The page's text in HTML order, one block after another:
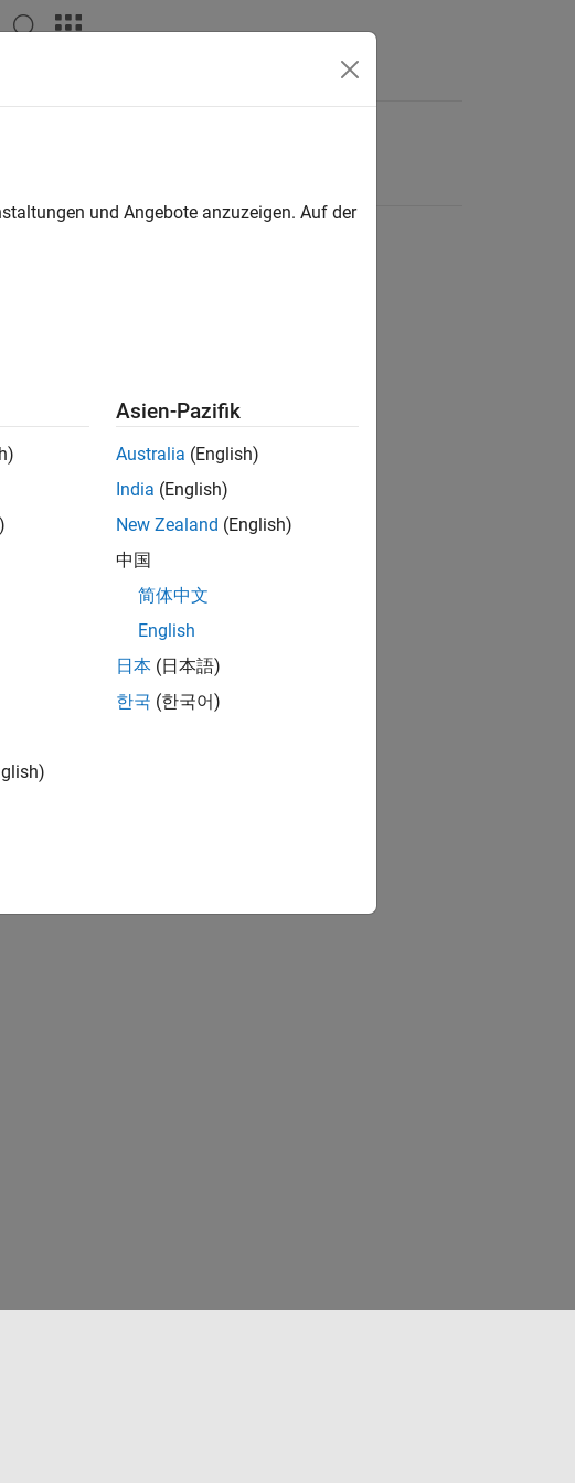
und Angebote anzuzeigen. Auf der
Asien-Pazifik
Australia (English)
India (English)
New Zealand (English)
中国
简体中文
English
日本 (日本語)
한국 (한국어)